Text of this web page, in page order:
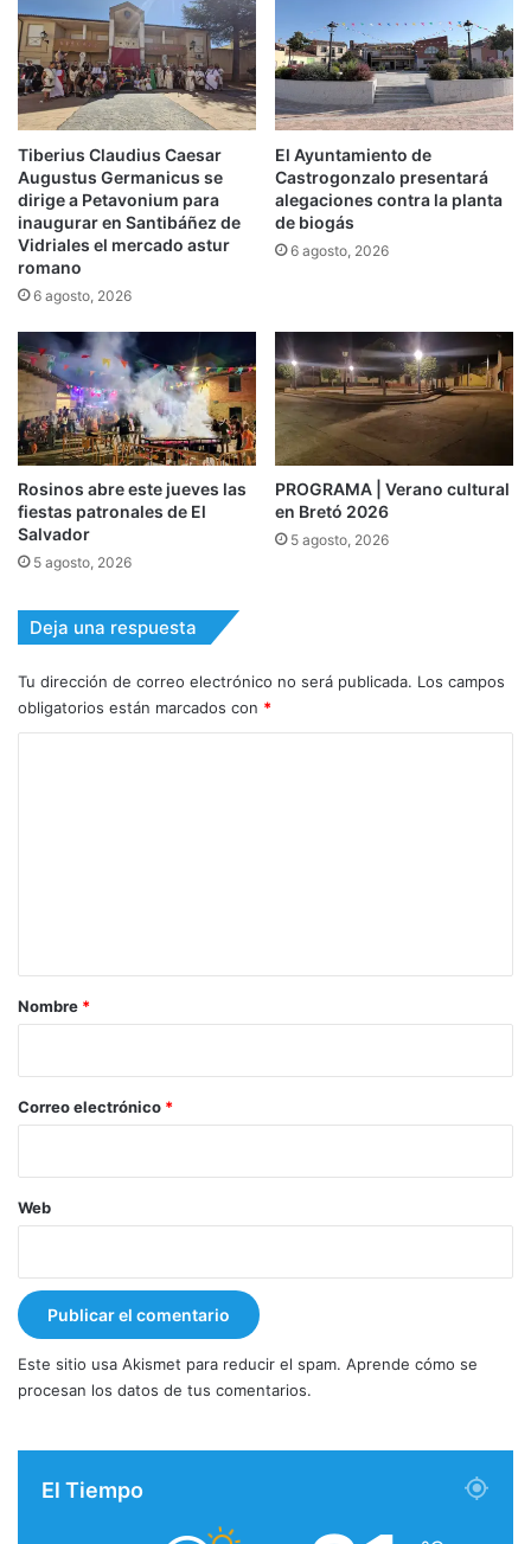
Tiberius Claudius Caesar
Augustus Germanicus se
dirige a Petavonium para
inaugurar en Santibáñez de
Vidriales el mercado astur
romano
6 agosto, 2026
El Ayuntamiento de
Castrogonzalo presentará
alegaciones contra la planta
de biogás
6 agosto, 2026
Rosinos abre este jueves las
fiestas patronales de El
Salvador
5 agosto, 2026
PROGRAMA | Verano cultural
en Bretó 2026
5 agosto, 2026
Deja una respuesta
Tu dirección de correo electrónico no será publicada. Los campos
obligatorios están marcados con *
r
*
Nombre *
Correo electrónico *
Web
Este sitio usa Akismet para reducir el spam. Aprende cómo se
procesan los datos de tus comentarios.
El Tiempo